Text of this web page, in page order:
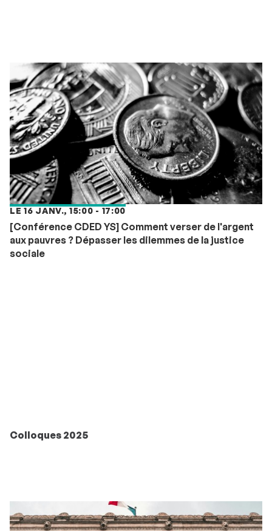
LE 16 JANV., 15:00 - 17:00
[Conférence CDED YS] Comment verser de l'argent
aux pauvres ? Dépasser les dilemmes de la justice
sociale
Colloques 2025